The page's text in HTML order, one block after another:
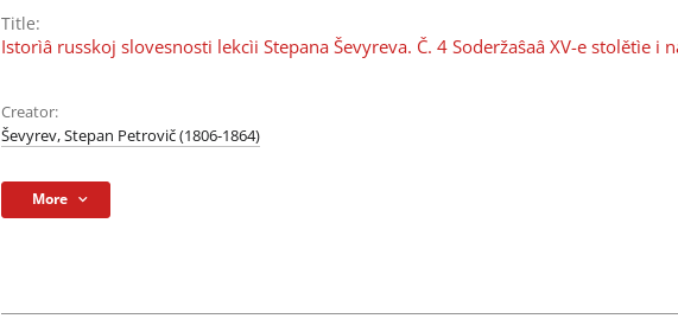
Title:
Istorìâ russkoj slovesnosti lekcìi Stepana Ševyreva. Č. 4 Soderžaŝaâ XV-e stolětìe i
Creator:
Ševyrev, Stepan Petrovič (1806-1864)
More